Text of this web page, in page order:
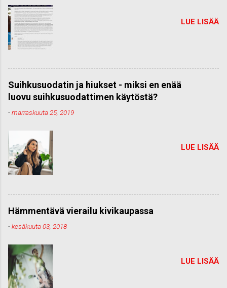
LUE LISÄÄ
Suihkusuodatin ja hiukset - miksi en enää
luovu suihkusuodattimen käytöstä?
-marraskuuta 25, 2019
LUE LISÄÄ
Hämmentävä vierailu kivikaupassa
-kesäkuuta 03, 2018
LUE LISÄÄ